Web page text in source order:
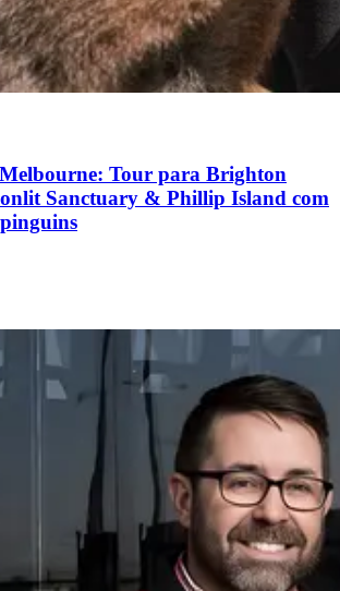
Tour para Brighton
Sanctuary & Phillip Island com